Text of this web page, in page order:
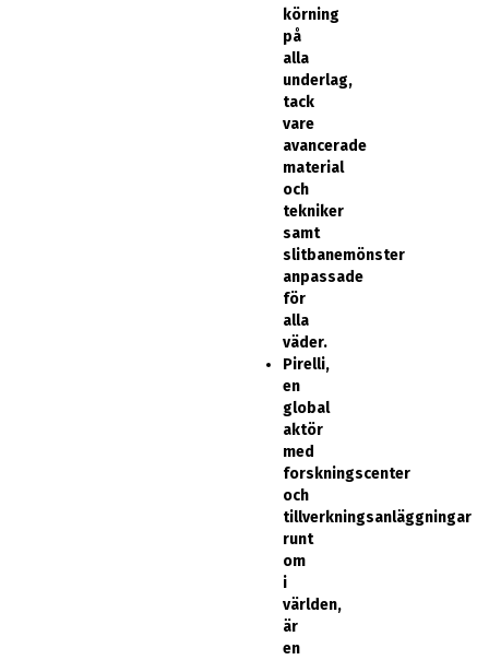
körning
på
alla
underlag,
tack
vare
avancerade
material
och
tekniker
samt
slitbanemönster
anpassade
för
alla
väder.
Pirelli,
en
global
aktör
med
forskningscenter
och
tillverkningsanläggningar
runt
om
i
världen,
är
en